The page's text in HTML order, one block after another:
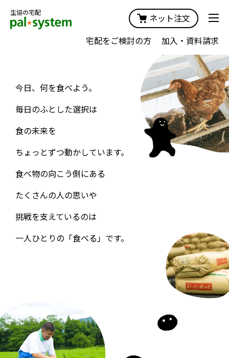
生協の宅配
ネット注文
宅配をご検討の方
加入・資料請求
今日の「食べる」で
未来がちょっと素敵に
＃この食べ物、どこから来たの？
今日、何を食べよう。
毎日のふとした選択は
食の未来を
ちょっとずつ動かしています。
食べ物の向こう側にある
たくさんの人の思いや
挑戦を支えているのは
一人ひとりの「食べる」です。
食をひろげる
おいしくて安全な食べ物を
作り続けたい。
食べて支え合う
食料自給率の向上
食品ロスの削減
海の恵みを守る
環境にやさしい農業を広げる